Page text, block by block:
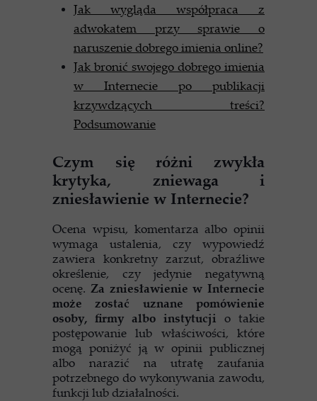
Jak wygląda współpraca z
adwokatem przy sprawie o
naruszenie dobrego imienia online?
Jak bronić swojego dobrego imienia
w Internecie po publikacji
krzywdzących treści?
Podsumowanie
Czym się różni zwykła
krytyka, zniewaga i
zniesławienie w Internecie?
Ocena wpisu, komentarza albo opinii
wymaga ustalenia, czy wypowiedź
zawiera konkretny zarzut, obraźliwe
określenie, czy jedynie negatywną
ocenę. Za zniesławienie w Internecie
może zostać uznane pomówienie
osoby, firmy albo instytucji o takie
postępowanie lub właściwości, które
mogą poniżyć ją w opinii publicznej
albo narazić na utratę zaufania
potrzebnego do wykonywania zawodu,
funkcji lub działalności.